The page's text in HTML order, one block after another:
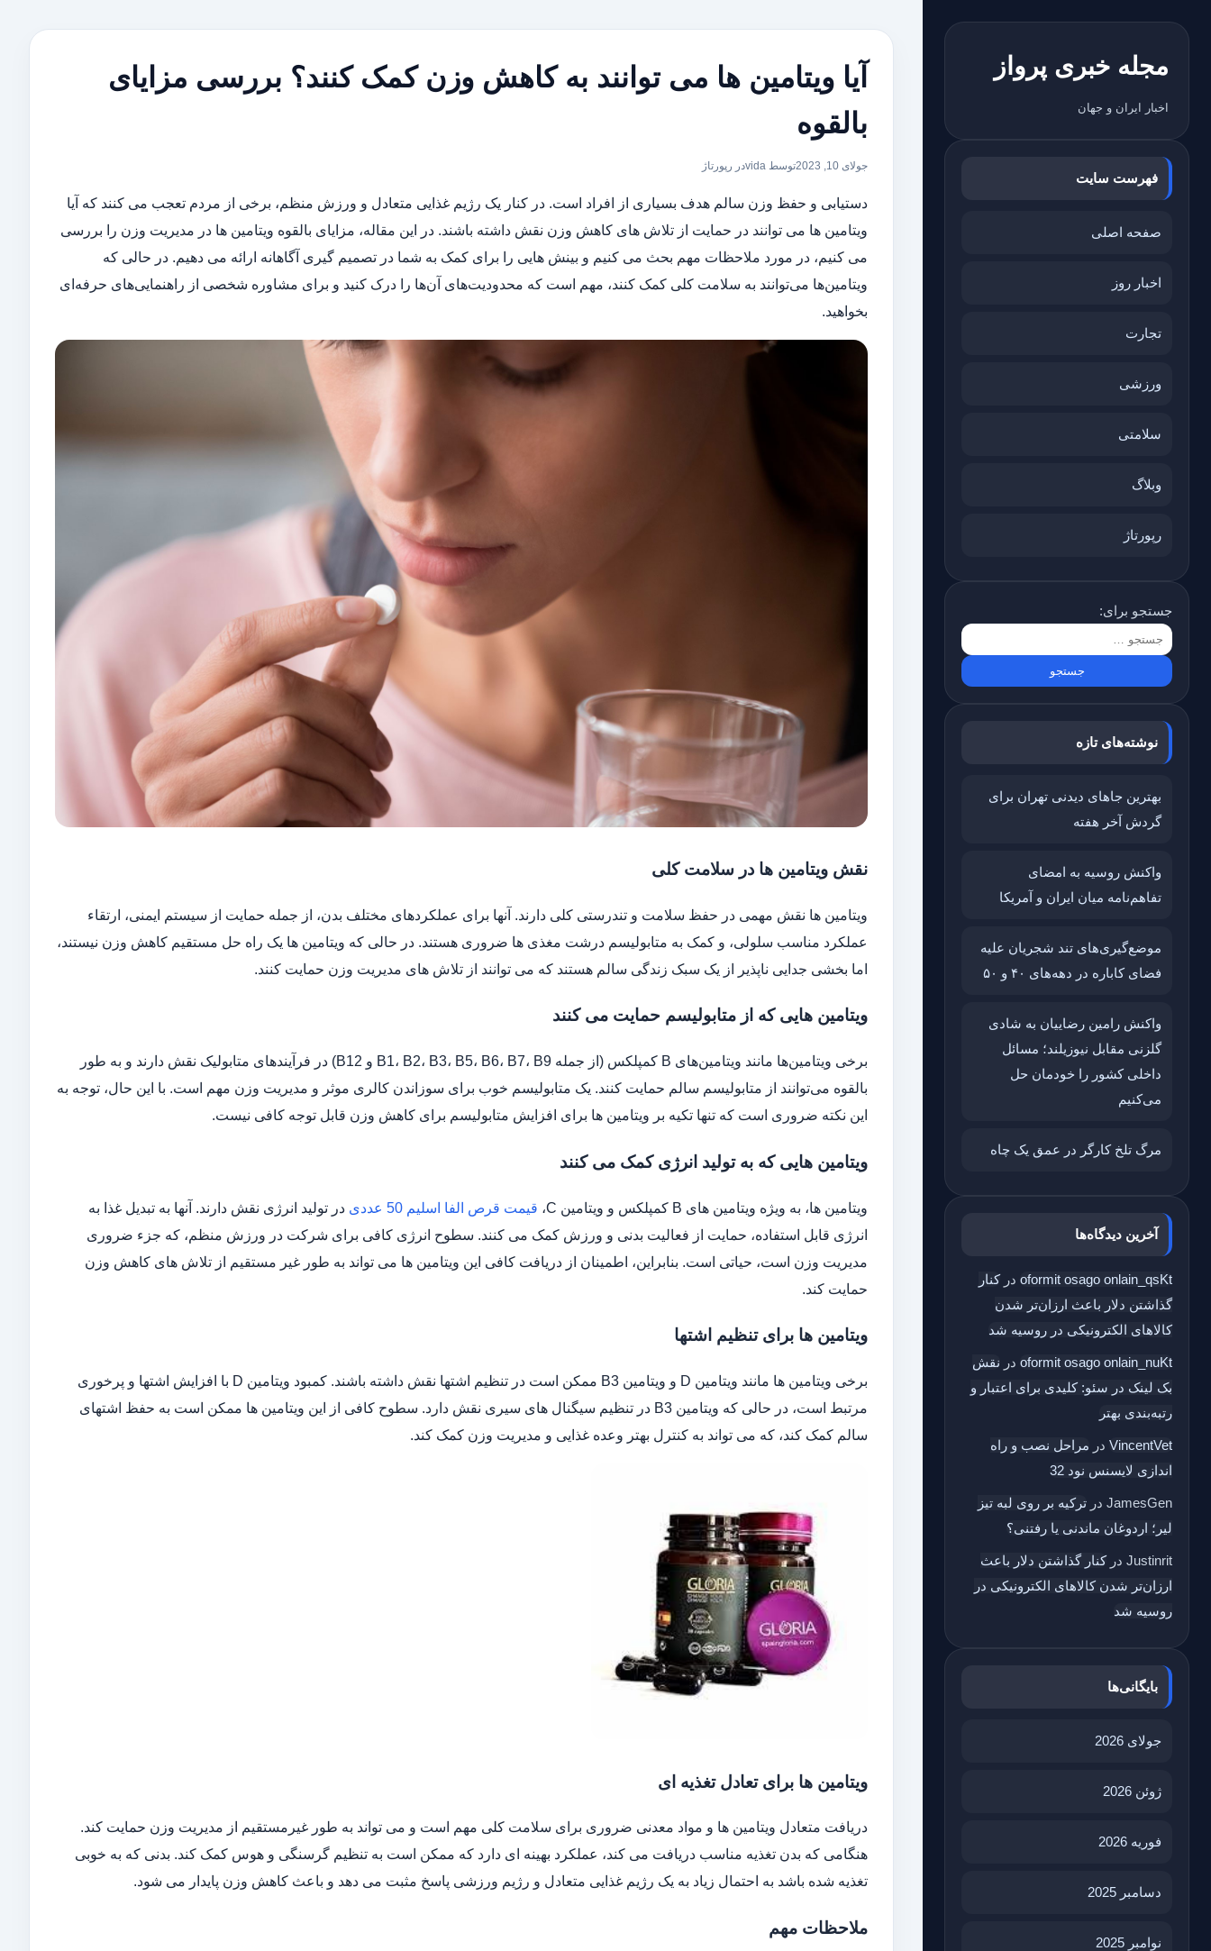
مجله خبری پرواز
اخبار ایران و جهان
فهرست سایت
صفحه اصلی
اخبار روز
تجارت
ورزشی
سلامتی
وبلاگ
رپورتاژ
جستجو برای:
نوشته‌های تازه
بهترین جاهای دیدنی تهران برای
گردش آخر هفته
واکنش روسیه به امضای
تفاهم‌نامه میان ایران و آمریکا
موضع‌گیری‌های تند شجریان علیه
فضای کاباره در دهه‌های ۴۰ و ۵۰
واکنش رامین رضاییان به شادی
گلزنی مقابل نیوزیلند؛ مسائل
داخلی کشور را خودمان حل
می‌کنیم
مرگ تلخ کارگر در عمق یک چاه
آخرین دیدگاه‌ها
oformit osago onlain_qsKt درکنار
گذاشتن دلار باعث ارزان‌تر شدن
کالاهای الکترونیکی در روسیه شد
oformit osago onlain_nuKt در نقش
بک‌ لینک در سئو: کلیدی برای اعتبار و
رتبه‌بندی بهتر
VincentVet در مراحل نصب و راه
اندازی لایسنس نود 32
JamesGen در ترکیه بر روی لبه تیز
لیر؛ اردوغان ماندنی یا رفتنی؟
Justinrit درکنار گذاشتن دلار باعث
ارزان‌تر شدن کالاهای الکترونیکی در
روسیه شد
بایگانی‌ها
جولای 2026
ژوئن 2026
فوریه 2026
دسامبر 2025
نوامبر 2025
آیا ویتامین ها می توانند به کاهش وزن کمک کنند؟ بررسی مزایای
بالقوه
جولای 10, 2023 توسط vida در رپورتاژ
دستیابی و حفظ وزن سالم هدف بسیاری از افراد است. در کنار یک رژیم غذایی متعادل و ورزش منظم، برخی از مردم تعجب می کنند که آیا
ویتامین ها می توانند در حمایت از تلاش های کاهش وزن نقش داشته باشند. در این مقاله، مزایای بالقوه ویتامین ها در مدیریت وزن را بررسی
می کنیم، در مورد ملاحظات مهم بحث می کنیم و بینش هایی را برای کمک به شما در تصمیم گیری آگاهانه ارائه می دهیم. در حالی که
ویتامین‌ها می‌توانند به سلامت کلی کمک کنند، مهم است که محدودیت‌های آن‌ها را درک کنید و برای مشاوره شخصی از راهنمایی‌های حرفه‌ای
بخواهید.
نقش ویتامین ها در سلامت کلی
ویتامین ها نقش مهمی در حفظ سلامت و تندرستی کلی دارند. آنها برای عملکردهای مختلف بدن، از جمله حمایت از سیستم ایمنی، ارتقاء
عملکرد مناسب سلولی، و کمک به متابولیسم درشت مغذی ها ضروری هستند. در حالی که ویتامین ها یک راه حل مستقیم کاهش وزن نیستند،
اما بخشی جدایی ناپذیر از یک سبک زندگی سالم هستند که می توانند از تلاش های مدیریت وزن حمایت کنند.
ویتامین هایی که از متابولیسم حمایت می کنند
برخی ویتامین‌ها مانند ویتامین‌های B کمپلکس (از جمله B1، B2، B3، B5، B6، B7، B9 و B12) در فرآیندهای متابولیک نقش دارند و به طور
بالقوه می‌توانند از متابولیسم سالم حمایت کنند. یک متابولیسم خوب برای سوزاندن کالری موثر و مدیریت وزن مهم است. با این حال، توجه به
این نکته ضروری است که تنها تکیه بر ویتامین ها برای افزایش متابولیسم برای کاهش وزن قابل توجه کافی نیست.
ویتامین هایی که به تولید انرژی کمک می کنند
ویتامین ها، به ویژه ویتامین های B کمپلکس و ویتامین C، قیمت قرص الفا اسلیم 50 عددی
در تولید انرژی نقش دارند. آنها به تبدیل غذا به
انرژی قابل استفاده، حمایت از فعالیت بدنی و ورزش کمک می کنند. سطوح انرژی کافی برای شرکت در ورزش منظم، که جزء ضروری
مدیریت وزن است، حیاتی است. بنابراین، اطمینان از دریافت کافی این ویتامین ها می تواند به طور غیر مستقیم از تلاش های کاهش وزن
حمایت کند.
ویتامین ها برای تنظیم اشتها
برخی ویتامین ها مانند ویتامین D و ویتامین B3 ممکن است در تنظیم اشتها نقش داشته باشند. کمبود ویتامین D با افزایش اشتها و پرخوری
مرتبط است، در حالی که ویتامین B3 در تنظیم سیگنال های سیری نقش دارد. سطوح کافی از این ویتامین ها ممکن است به حفظ اشتهای
سالم کمک کند، که می تواند به کنترل بهتر وعده غذایی و مدیریت وزن کمک کند.
ویتامین ها برای تعادل تغذیه ای
دریافت متعادل ویتامین ها و مواد معدنی ضروری برای سلامت کلی مهم است و می تواند به طور غیرمستقیم از مدیریت وزن حمایت کند.
هنگامی که بدن تغذیه مناسب دریافت می کند، عملکرد بهینه ای دارد که ممکن است به تنظیم گرسنگی و هوس کمک کند. بدنی که به خوبی
تغذیه شده باشد به احتمال زیاد به یک رژیم غذایی متعادل و رژیم ورزشی پاسخ مثبت می دهد و باعث کاهش وزن پایدار می شود.
ملاحظات مهم